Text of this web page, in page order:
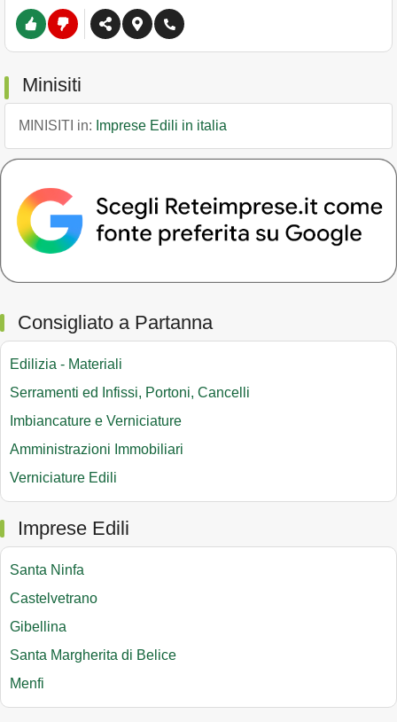
Minisiti
MINISITI in: Imprese Edili in italia
Consigliato a Partanna
Edilizia - Materiali
Serramenti ed Infissi, Portoni, Cancelli
Imbiancature e Verniciature
Amministrazioni Immobiliari
Verniciature Edili
Imprese Edili
Santa Ninfa
Castelvetrano
Gibellina
Santa Margherita di Belice
Menfi